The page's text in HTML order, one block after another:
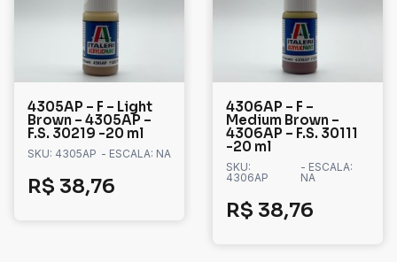
4305AP – F – Light
Brown – 4305AP –
F.S. 30219 -20 ml
SKU: 4305AP - ESCALA: NA
R$ 38,76
4306AP – F –
Medium Brown –
4306AP – F.S. 30111
-20 ml
SKU:
4306AP
- ESCALA:
NA
R$ 38,76